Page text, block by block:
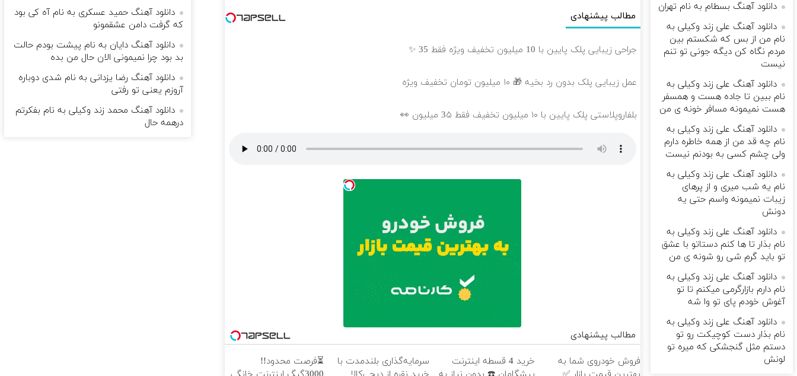
مطالب پیشنهادی
جراحی زیبایی پلک پایین با 10 میلیون تخفیف ویژه فقط 35 ✨
عمل زیبایی پلک بدون رد بخیه 🎁 ۱۰ میلیون تومان تخفیف ویژه
بلفاروپلاستی پلک پایین با ۱۰ میلیون تخفیف فقط 3۵ میلیون 👀
مطالب پیشنهادی
فروش خودروی شما به
خرید 4 قسطه اینترنت
سرمایه‌گذاری بلندمدت با
⏳فرصت محدود!!
دانلود آهنگ بسطام به نام تهران
دانلود آهنگ علی زند وکیلی به
نام من از بس كه شكستم بین
مردم نگاه كن دیگه جونى تو تنم
نیست
دانلود آهنگ علی زند وکیلی به
نام ببین تا جاده هست و همسفر
هست نمیمونه مسافر خونه ی من
دانلود آهنگ علی زند وکیلی به
نام چه قد من از همه خاطره دارم
ولی چشم كسی به بودنم نیست
دانلود آهنگ علی زند وکیلی به
نام یه شب میرى و از پرهای
زيبات نمیمونه واسم حتی یه
دونش
دانلود آهنگ علی زند وکیلی به
نام بذار تا ها كنم دستاتو با عشق
تو باید گرم شی رو شونه ى من
دانلود آهنگ علی زند وکیلی به
نام دارم بازارگرمی میكنم تا تو
آغوش خودم پای تو وا شه
دانلود آهنگ علی زند وکیلی به
نام بذار دست كوچیكت رو تو
دستم مثل گنجشكی كه میره تو
لونش
دانلود آهنگ حمید عسکری به نام آه کی بود
که گرفت دامن عشقمونو
دانلود آهنگ دایان به نام پیشت بودم حالت
بد بود چرا نمیمونی الان حال من بده
دانلود آهنگ رضا یزدانی به نام شدی دوباره
آروزم یعنی تو رفتی
دانلود آهنگ محمد زند وکیلی به نام بفکرتم
درهمه حال